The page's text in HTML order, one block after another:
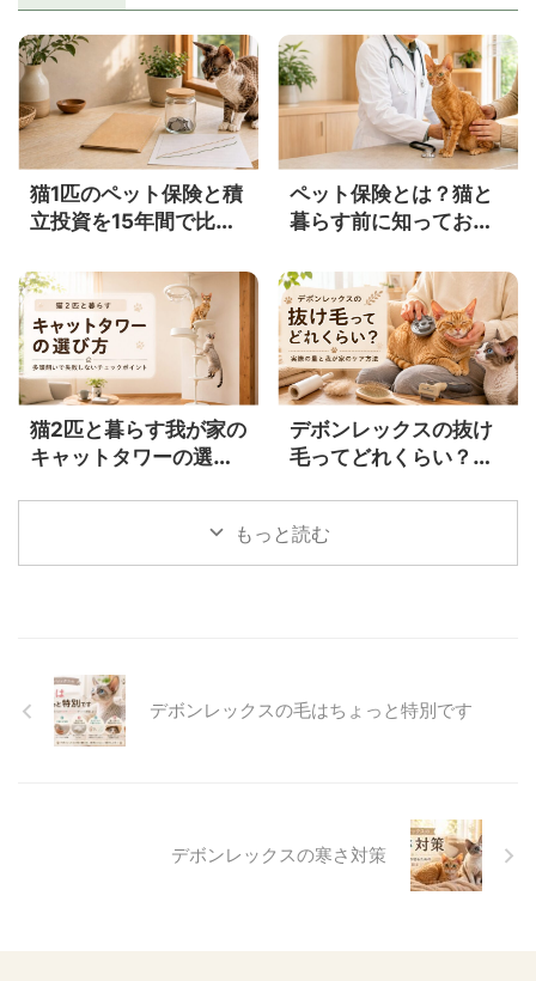
猫1匹のペット保険と積
立投資を15年間で比較
らになる？
ペット保険とは？猫と
暮らす前に知っておき
ト・注意点をやさしく
解説
猫2匹と暮らす我が家の
キャットタワーの選び
デボンレックスの抜け
毛ってどれくらい？実
もっと読む
デボンレックスの毛はちょっと特別です
デボンレックスの寒さ対策